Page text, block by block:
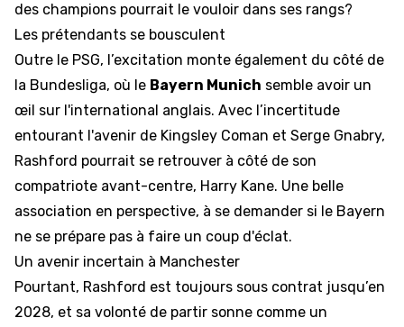
des champions pourrait le vouloir dans ses rangs?
Les prétendants se bousculent
Outre le PSG, l’excitation monte également du côté de
la Bundesliga, où le Bayern Munich semble avoir un
œil sur l'international anglais. Avec l’incertitude
entourant l'avenir de Kingsley Coman et Serge Gnabry,
Rashford pourrait se retrouver à côté de son
compatriote avant-centre, Harry Kane. Une belle
association en perspective, à se demander si le Bayern
ne se prépare pas à faire un coup d'éclat.
Un avenir incertain à Manchester
Pourtant, Rashford est toujours sous contrat jusqu’en
2028, et sa volonté de partir sonne comme un